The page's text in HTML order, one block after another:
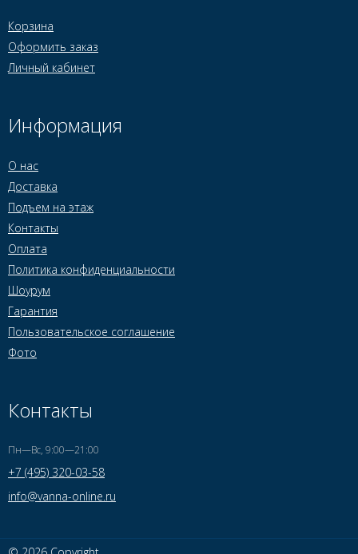
Корзина
Оформить заказ
Личный кабинет
Информация
О нас
Доставка
Подъем на этаж
Контакты
Оплата
Политика конфиденциальности
Шоурум
Гарантия
Пользовательское соглашение
Фото
Контакты
Пн—Вс, 9:00—21:00
+7 (495) 320-03-58
info@vanna-online.ru